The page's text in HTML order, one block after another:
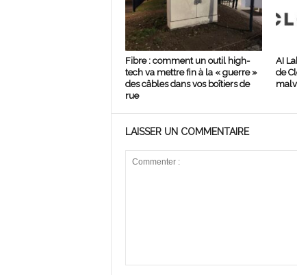
Fibre : comment un outil high-
tech va mettre fin à la « guerre »
des câbles dans vos boîtiers de
rue
AI
de
LAISSER UN COMMENTAIRE